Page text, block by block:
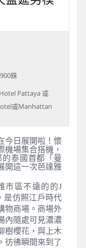
銖
Pattaya 或
或Manhattan
今日展開啦！懷
機場集合搭機，
泰國首都「曼
開這一次芭達雅
市區不遠的的J
是仿照江戶時代
物商場。商場外
內隨處可見濃濃
樹櫻花，與上木
彷彿瞬間來到了